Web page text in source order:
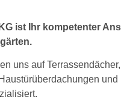
ist Ihr kompetenter
uns auf Terrassendächer,
und